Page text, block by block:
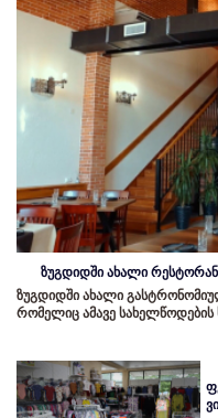
ზუგდიდში ახალი
ზუგდიდში ახალი
რომელიც ამავე